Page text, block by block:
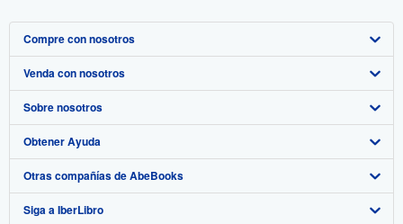
Compre con nosotros
Búsqueda avanzada
Colecciones
Mi cuenta
Mis pedidos
Ver carrito
Venda con nosotros
Comenzar a vender
Únase a nuestro programa de afiliados
Recomiende un vendedor
Sobre nosotros
Sobre IberLibro
Medios
Empleo
Obtener Ayuda
Preguntas frecuentes y guías
Atención al Cliente
Otras compañías de AbeBooks
AbeBooks.com
Siga a IberLibro